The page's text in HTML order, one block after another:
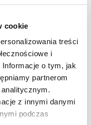
cookie
treści
i
o tym, jak
partnerom
z innymi danymi
podczas
Rossignol
Polska